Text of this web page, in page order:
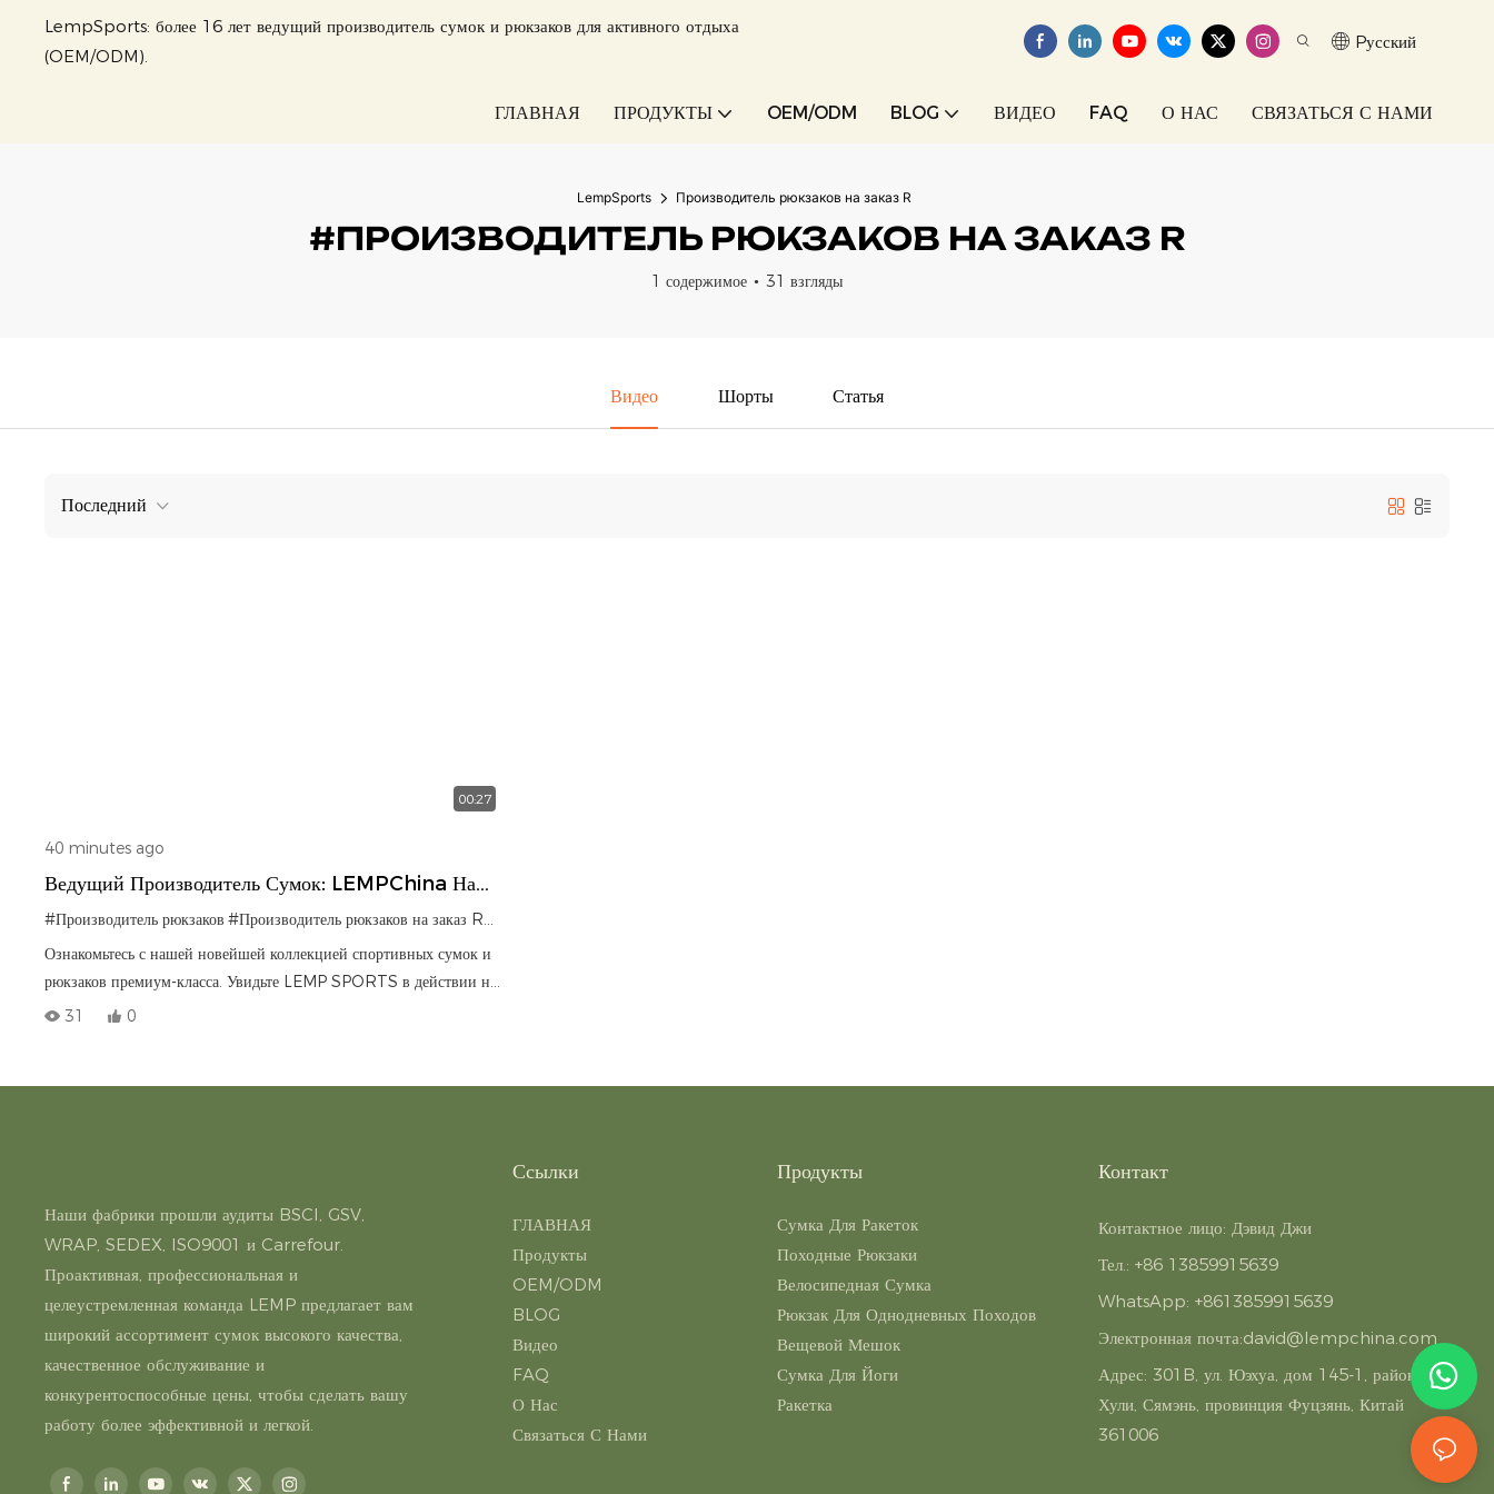
LempSports: более 16 лет ведущий производитель сумок и рюкзаков для активного отдыха
(OEM/ODM).
Pусский
ГЛАВНАЯ ПРОДУКТЫ OEM/ODM BLOG ВИДЕО FAQ О НАС СВЯЗАТЬСЯ С НАМИ
LempSports Производитель рюкзаков на заказ R
#ПРОИЗВОДИТЕЛЬ РЮКЗАКОВ НА ЗАКАЗ R
1 содержимое 31 взгляды
Видео Шорты Статья
Последний
00:27
40 minutes ago
Ведущий Производитель Сумок: LEMPChina На
139-Й Кантонской Ярмарке.
#Производитель рюкзаков #Производитель рюкзаков на заказ R #OEMBagFactory
Ознакомьтесь с нашей новейшей коллекцией спортивных сумок и
рюкзаков премиум-класса. Увидьте LEMP SPORTS в действии на
139-й Кантонской ярмарке, где мы устанавливаем связи с
31 0
Наши фабрики прошли аудиты BSCI, GSV,
WRAP, SEDEX, ISO9001 и Carrefour.
Проактивная, профессиональная и
целеустремленная команда LEMP предлагает вам
широкий ассортимент сумок высокого качества,
качественное обслуживание и
конкурентоспособные цены, чтобы сделать вашу
работу более эффективной и легкой.
Ссылки
ГЛАВНАЯ
Продукты
OEM/ODM
BLOG
Видео
FAQ
О Нас
Связаться С Нами
Продукты
Сумка Для Ракеток
Походные Рюкзаки
Велосипедная Сумка
Рюкзак Для Однодневных Походов
Вещевой Мешок
Сумка Для Йоги
Ракетка
Контакт
Контактное лицо: Дэвид Джи
Тел.: +86 13859915639
WhatsApp: +8613859915639
Электронная почта:david@lempchina.com
Адрес: 301B, ул. Юэхуа, дом 145-1, район
Хули, Сямэнь, провинция Фуцзянь, Китай
361006